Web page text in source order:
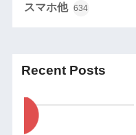
スマホ他 634
Recent Posts